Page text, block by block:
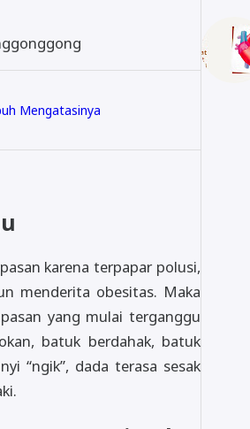
Mengatasinya
karena terpapar polusi,
menderita obesitas. Maka
yang mulai terganggu
batuk berdahak, batuk
“ngik”, dada terasa sesak